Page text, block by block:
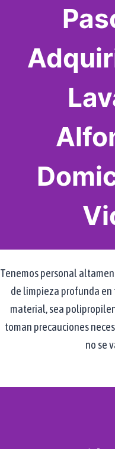
Tenemos personal
de limpieza profunda
material, sea
toman precauciones
no se